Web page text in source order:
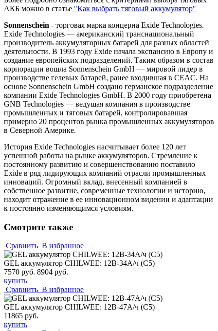
АКБ можно в статье "Как выбрать тяговый аккумулятор"
Sonnenschein - торговая марка концерна Exide Technologies.
Exide Technologies — американский транснациональный
производитель аккумуляторных батарей для разных областей
деятельности. В 1993 году Exide начала экспансию в Европу и
создание европейских подразделений. Таким образом в состав
корпорации вошла Sonnenschein GmbH — мировой лидер в
производстве гелевых батарей, ранее входившая в CEAC. На
основе Sonnenschein GmbH создано германское подразделение
компании Exide Technologies GmbH. В 2000 году приобретена
GNB Technologies — ведущая компания в производстве
промышленных и тяговых батарей, контролировавшая
примерно 20 процентов рынка промышленных аккумуляторов
в Северной Америке.
История Exide Technologies насчитывает более 120 лет
успешной работы на рынке аккумуляторов. Стремление к
постоянному развитию и совершенствованию поставило
Exide в ряд лидирующих компаний отрасли промышленных
инноваций. Огромный вклад, внесенный компанией в
собственное развитие, современные технологии и историю,
находит отражение в ее инновационном видении и адаптации
к постоянно изменяющимся условиям.
Смотрите также
Сравнить В избранное
GEL аккумулятор CHILWEE: 12В-34А/ч (С5)
7570 руб. 8904 руб.
купить
Сравнить В избранное
GEL аккумулятор CHILWEE: 12В-47А/ч (С5)
11865 руб.
купить